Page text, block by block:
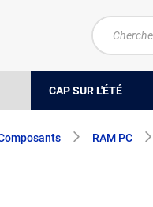
CAP SUR L'ÉTÉ
RAM PC